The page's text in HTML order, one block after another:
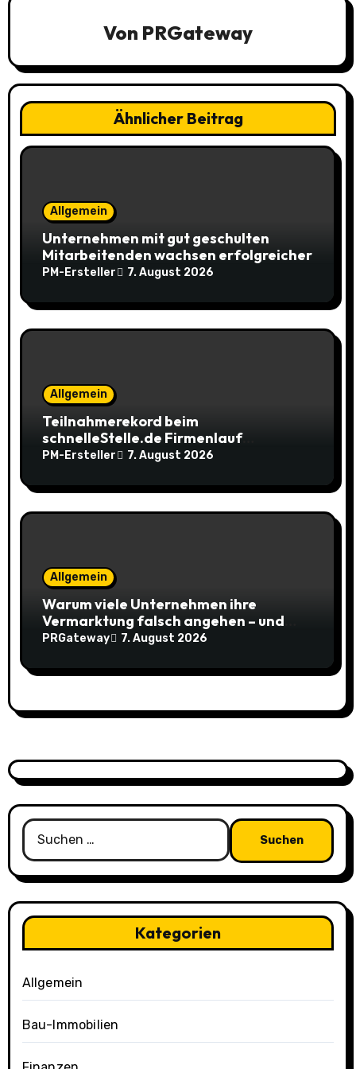
v
i
g
a
Von PRGateway
Ähnlicher Beitrag
Allgemein
Unternehmen mit gut geschulten
Mitarbeitenden wachsen erfolgreicher
PM-Ersteller 7. August 2026
Allgemein
Teilnahmerekord beim
schnelleStelle.de Firmenlauf
Braunschweig
PM-Ersteller 7. August 2026
Allgemein
Warum viele Unternehmen ihre
Vermarktung falsch angehen – und
warum das ihr Wachstum ausbremst
PRGateway 7. August 2026
Suchen
nach:
Kategorien
Allgemein
Bau-Immobilien